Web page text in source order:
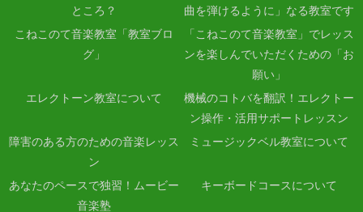
ところ？
曲を弾けるように」なる教室です
こねこのて音楽教室「教室ブロ
グ」
「こねこのて音楽教室」でレッス
ンを楽しんでいただくための「お
願い」
エレクトーン教室について
機械のコトバを翻訳！エレクトー
ン操作・活用サポートレッスン
障害のある方のための音楽レッス
ン
ミュージックベル教室について
あなたのペースで独習！ムービー
音楽塾
キーボードコースについて